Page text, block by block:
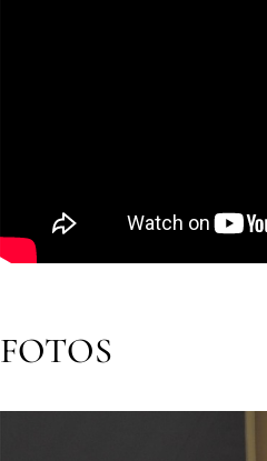
FOTOS